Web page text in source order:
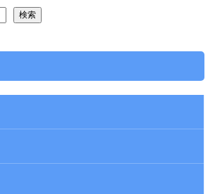
検索